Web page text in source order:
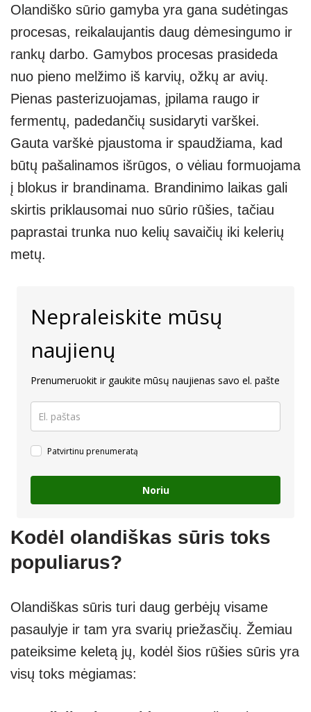
Olandiško sūrio gamyba yra gana sudėtingas
procesas, reikalaujantis daug dėmesingumo ir
rankų darbo. Gamybos procesas prasideda
nuo pieno melžimo iš karvių, ožkų ar avių.
Pienas pasterizuojamas, įpilama raugo ir
fermentų, padedančių susidaryti varškei.
Gauta varškė pjaustoma ir spaudžiama, kad
būtų pašalinamos išrūgos, o vėliau formuojama
į blokus ir brandinama. Brandinimo laikas gali
skirtis priklausomai nuo sūrio rūšies, tačiau
paprastai trunka nuo kelių savaičių iki kelerių
metų.
Nepraleiskite mūsų
naujienų
Prenumeruokit ir gaukite mūsų naujienas savo el. pašte
Patvirtinu prenumeratą
Noriu
Kodėl olandiškas sūris toks
populiarus?
Olandiškas sūris turi daug gerbėjų visame
pasaulyje ir tam yra svarių priežasčių. Žemiau
pateiksime keletą jų, kodėl šios rūšies sūris yra
visų toks mėgiamas: